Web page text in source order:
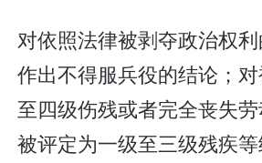
对依照法律被剥夺政治权
作出不得服兵役的结论；
至四级伤残或者完全丧失
被评定为一级至三级残疾